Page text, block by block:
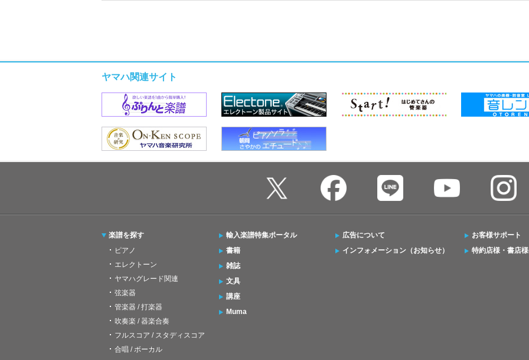
ヤマハ関連サイト
楽譜を探す
ピアノ
エレクトーン
ヤマハグレード関連
弦楽器
管楽器 / 打楽器
吹奏楽 / 器楽合奏
フルスコア / スタディスコア
合唱 / ボーカル
輸入楽譜特集ポータル
書籍
雑誌
文具
講座
Muma
広告について
インフォメーション（お知らせ）
お客様サポート
特約店様・書店